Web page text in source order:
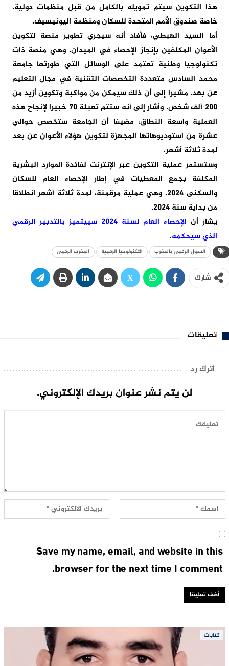
هذا التكوين سيتم تمويله بالكامل من قبل منظمات دولية،
خاصة صندوق الأمم المتحدة للسكان ومنظمة اليونيسيف.
أما السيد الهبطي، فأفاد أنه سيجري تطوير منصة لتكوين
الأعوان المكلفين بإنجاز الإحصاء في الميدان، وهي منصة ذات
تكنولوجيا وطنية تعتمد على الوسائل التي طورتها جامعة
محمد السادس متعددة التخصصات التقنية في مجال التعليم
عن بعد، مشيرا إلى أن ذلك سيمكن من مواكبة وتكوين أزيد من
200 ألف شخص، وأشار إلى أنه ستتم تعبئة 70 خبيرا لإنجاح هذه
العملية واسعة النطاق، مضيفا أن الجامعة ستخصص حوالي
عشرة من استوديوهاتها المجهزة لتكوين هؤلاء الأعوان عن بعد
لمدة ثلاثة أشهر.
وستستمر عملية التكوين عبر الإنترنت لفائدة الموارد البشرية
المكلفة بجمع المعطيات في إطار الإحصاء العام للسكان
والسكنى 2024، وهي عملية مرقمنة، لمدة ثلاثة أشهر انطلاقا
من بداية سنة 2024.
يشار أن
الإحصاء العام لسنة 2024 سييتميز بالتدبير الرقمي
الذي سيحكمه.
التحول الرقمي بالمغرب التكنولوجيا الرقمية المغرب الرقمي
شارك
تعليقات
اترك رد
لن يتم نشر عنوان بريدك الإلكتروني.
Save my name, email, and website in this
browser for the next time I comment.
كتابات